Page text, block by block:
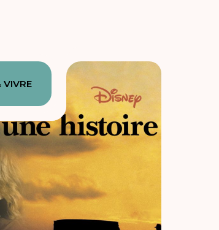
VIVRE